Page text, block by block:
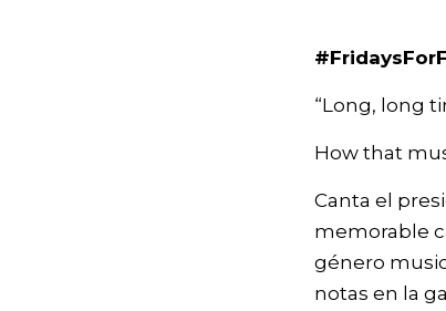
“Long, long
How that
Canta el
memorable
género
notas en la